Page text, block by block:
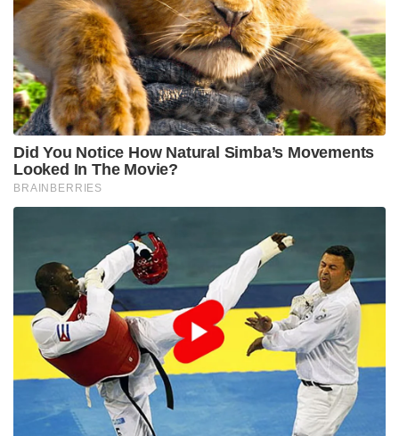
Did You Notice How Natural Simba’s Movements
Looked In The Movie?
BRAINBERRIES